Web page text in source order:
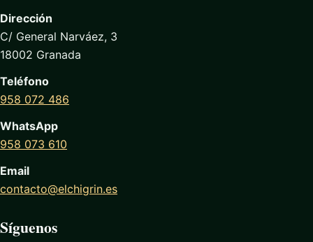
Dirección
C/ General Narváez, 3
18002 Granada
Teléfono
958 072 486
WhatsApp
958 073 610
Email
contacto@elchigrin.es
Síguenos